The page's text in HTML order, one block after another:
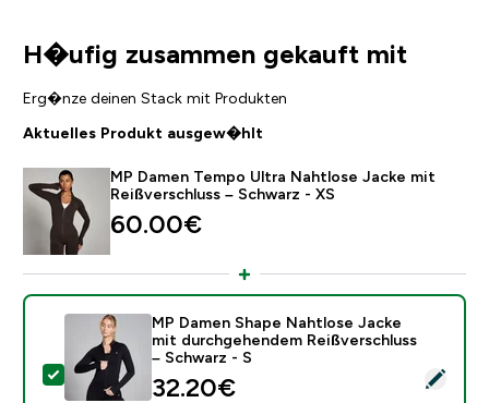
H�ufig zusammen gekauft mit
Erg�nze deinen Stack mit Produkten
Aktuelles Produkt ausgew�hlt
MP Damen Tempo Ultra Nahtlose Jacke mit
Reißverschluss – Schwarz - XS
60.00€‎
Dieses Produkt ausw�hlen - MP Damen Shape
MP Damen Shape Nahtlose Jacke
mit durchgehendem Reißverschluss
– Schwarz - S
discounted price
32.20€‎